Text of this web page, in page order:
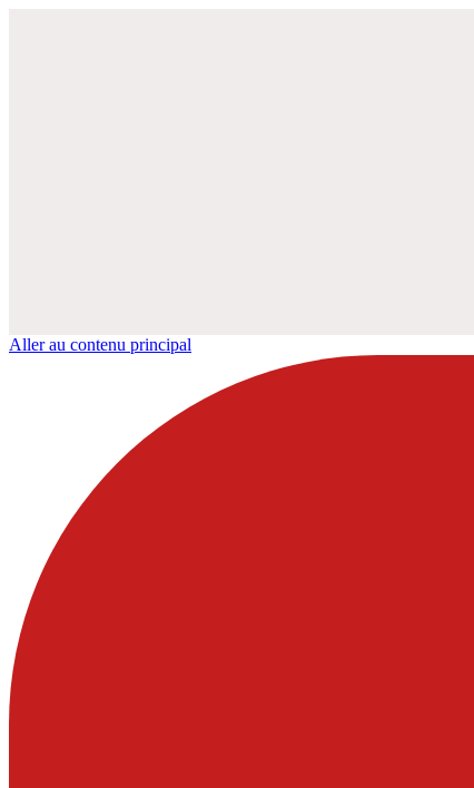
Aller au contenu principal